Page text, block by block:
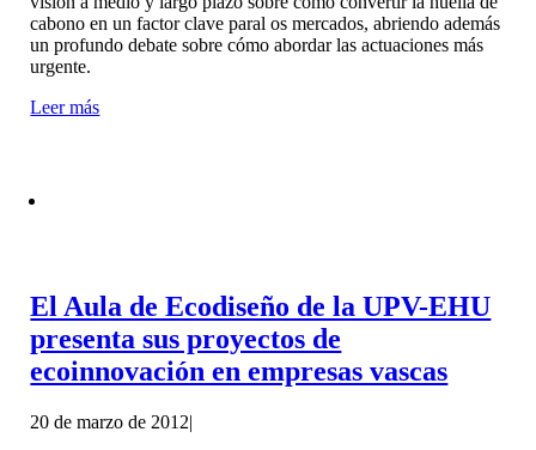
cabono en un factor clave paral os mercados, abriendo además
un profundo debate sobre cómo abordar las actuaciones más
urgente.
Leer más
El Aula de Ecodiseño de la UPV-EHU
presenta sus proyectos de
ecoinnovación en empresas vascas
20 de marzo de 2012|